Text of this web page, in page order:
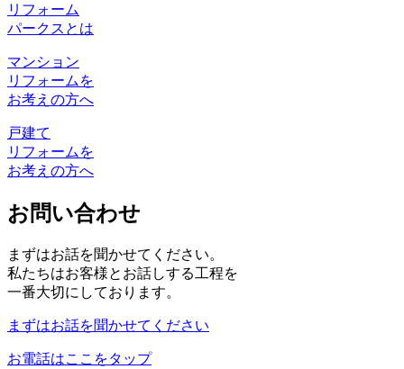
リフォーム
パークスとは
マンション
リフォームを
お考えの方へ
戸建て
リフォームを
お考えの方へ
お問い合わせ
まずはお話を聞かせてください。
私たちはお客様とお話しする工程を
一番大切にしております。
まずはお話を聞かせてください
お電話はここをタップ